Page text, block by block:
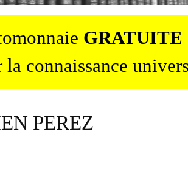
GRATUITE
connaissance
PEREZ